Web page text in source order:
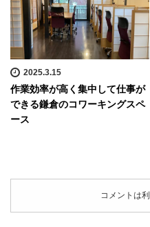
2025.3.15
作業効率が高く集中して仕事が
できる鎌倉のコワーキングスペ
ース
コメントは